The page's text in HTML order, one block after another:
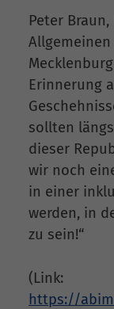
Peter
Erinnerung
sollten
dieser
wir noch
in einer
werden, in
zu sein!“
(Link:
https://